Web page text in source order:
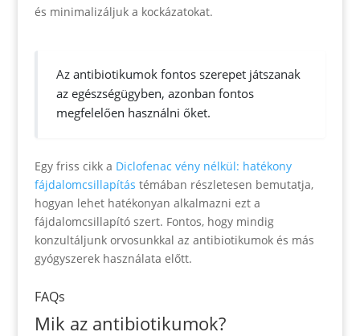
és minimalizáljuk a kockázatokat.
Az antibiotikumok fontos szerepet játszanak
az egészségügyben, azonban fontos
megfelelően használni őket.
Egy friss cikk a Diclofenac vény nélkül: hatékony
fájdalomcsillapítás témában részletesen bemutatja,
hogyan lehet hatékonyan alkalmazni ezt a
fájdalomcsillapító szert. Fontos, hogy mindig
konzultáljunk orvosunkkal az antibiotikumok és más
gyógyszerek használata előtt.
FAQs
Mik az antibiotikumok?